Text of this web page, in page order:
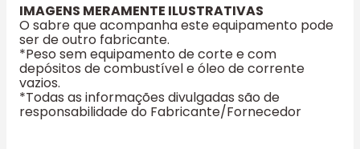
IMAGENS MERAMENTE ILUSTRATIVAS
O sabre que acompanha este equipamento pode
ser de outro fabricante.
*Peso sem equipamento de corte e com
depósitos de combustível e óleo de corrente
vazios.
*Todas as informações divulgadas são de
responsabilidade do Fabricante/Fornecedor